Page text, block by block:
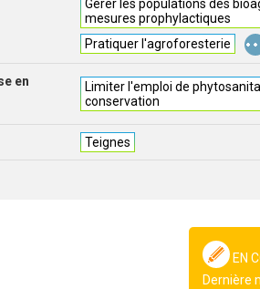
Gérer les populations des
mesures prophylactiques
Pratiquer l'agroforesterie
...
en
Limiter l'emploi de
conservation
Teignes
EN
Dernière